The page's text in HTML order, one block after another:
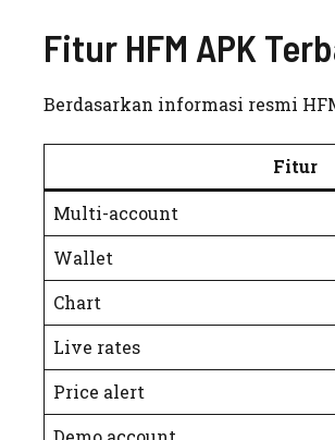
Fitur HFM APK
Berdasarkan informasi resmi
Fitur
Multi-account
Wallet
Chart
Live rates
Price alert